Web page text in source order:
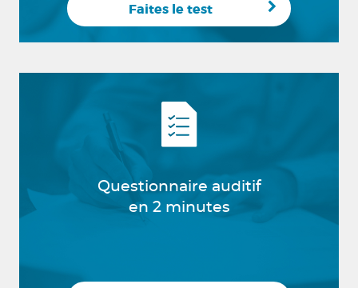
Faites le test
Questionnaire auditif
en 2 minutes